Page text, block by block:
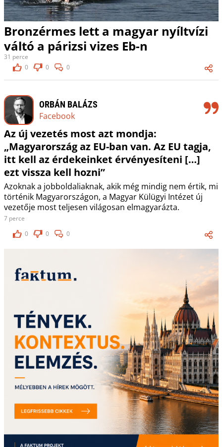
Bronzérmes lett a magyar nyíltvízi
váltó a párizsi vizes Eb-n
31 perce
0
0 0
ORBÁN BALÁZS
Facebook
Az új vezetés most azt mondja:
„Magyarország az EU-ban van. Az EU tagja,
itt kell az érdekeinket érvényesíteni […]
ezt vissza kell hozni”
Azoknak a jobboldaliaknak, akik még mindig nem értik, mi
történik Magyarországon, a Magyar Külügyi Intézet új
vezetője most teljesen világosan elmagyarázta.
7 perce
0
0 0